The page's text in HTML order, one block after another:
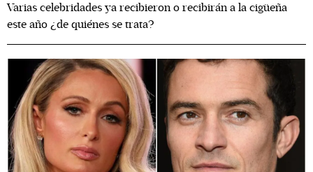
Varias celebridades ya recibieron o recibirán a la cigüeña
este año ¿de quiénes se trata?